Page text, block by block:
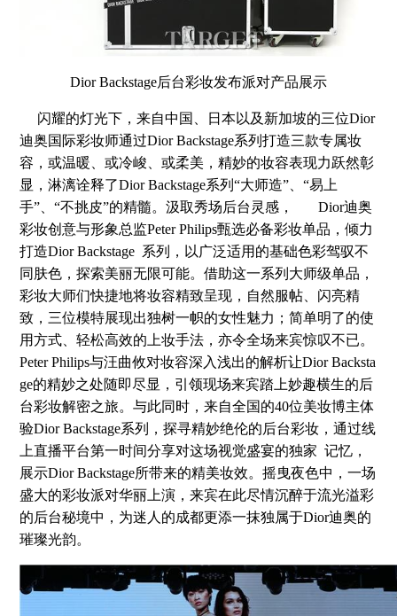
Dior Backstage后台彩妆发布派对产品展示
闪耀的灯光下，来自中国、日本以及新加坡的三位Dior
迪奥国际彩妆师通过Dior Backstage系列打造三款专属妆
容，或温暖、或冷峻、或柔美，精妙的妆容表现力跃然彰
显，淋漓诠释了Dior Backstage系列“大师造”、“易上
手”、“不挑皮”的精髓。汲取秀场后台灵感， Dior迪奥
彩妆创意与形象总监Peter Philips甄选必备彩妆单品，倾力
打造Dior Backstage 系列，以广泛适用的基础色彩驾驭不
同肤色，探索美丽无限可能。借助这一系列大师级单品，
彩妆大师们快捷地将妆容精致呈现，自然服帖、闪亮精
致，三位模特展现出独树一帜的女性魅力；简单明了的使
用方式、轻松高效的上妆手法，亦令全场来宾惊叹不已。
Peter Philips与汪曲攸对妆容深入浅出的解析让Dior Backsta
ge的精妙之处随即尽显，引领现场来宾踏上妙趣横生的后
台彩妆解密之旅。与此同时，来自全国的40位美妆博主体
验Dior Backstage系列，探寻精妙绝伦的后台彩妆，通过线
上直播平台第一时间分享对这场视觉盛宴的独家 记忆，
展示Dior Backstage所带来的精美妆效。摇曳夜色中，一场
盛大的彩妆派对华丽上演，来宾在此尽情沉醉于流光溢彩
的后台秘境中，为迷人的成都更添一抹独属于Dior迪奥的
璀璨光韵。